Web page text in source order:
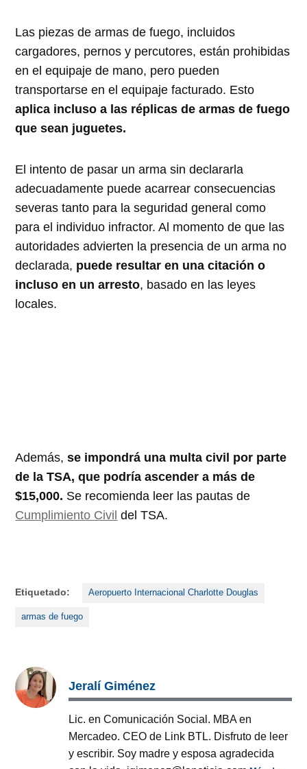
Las piezas de armas de fuego, incluidos
cargadores, pernos y percutores, están prohibidas
en el equipaje de mano, pero pueden
transportarse en el equipaje facturado. Esto
aplica incluso a las réplicas de armas de fuego
que sean juguetes.
El intento de pasar un arma sin declararla
adecuadamente puede acarrear consecuencias
severas tanto para la seguridad general como
para el individuo infractor. Al momento de que las
autoridades advierten la presencia de un arma no
declarada, puede resultar en una citación o
incluso en un arresto, basado en las leyes
locales.
Además,se impondrá una multa civil por parte
de la TSA, que podría ascender a más de
$15,000. Se recomienda leer las pautas de
Cumplimiento Civil del TSA.
Etiquetado: Aeropuerto Internacional Charlotte Douglas
armas de fuego
Jeralí Giménez
Lic. en Comunicación Social. MBA en
Mercadeo. CEO de Link BTL. Disfruto de leer
y escribir. Soy madre y esposa agradecida